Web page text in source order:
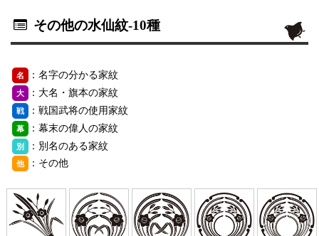
その他の水仙紋-10種
名 ：名字の分かる家紋
大 ：大名・旗本の家紋
戦 ：戦国武将の使用家紋
幕 ：幕末の偉人の家紋
別 ：別名のある家紋
他 ：その他